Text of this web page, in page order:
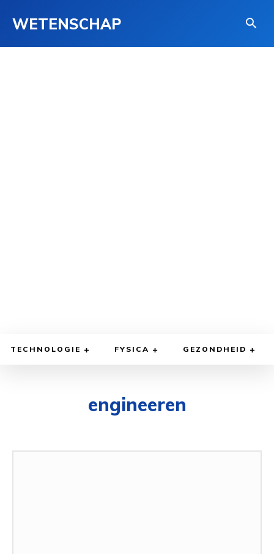
WETENSCHAP
TECHNOLOGIE FYSICA GEZONDHEID
engineeren